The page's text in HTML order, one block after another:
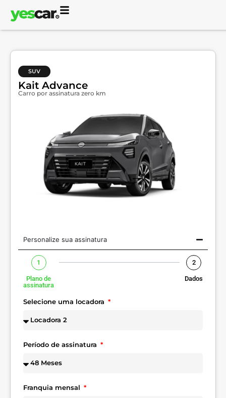
SUV
Kait Advance
Carro por assinatura zero km
Personalize sua assinatura
1
Plano de
assinatura
2
Dados
Selecione uma locadora
Período de assinatura
Franquia mensal